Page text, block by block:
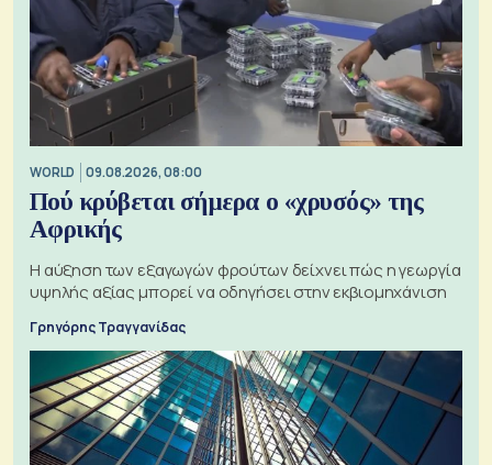
WORLD 09.08.2026, 08:00
Πού κρύβεται σήμερα ο «χρυσός» της
Αφρικής
Η αύξηση των εξαγωγών φρούτων δείχνει πώς η γεωργία
υψηλής αξίας μπορεί να οδηγήσει στην εκβιομηχάνιση
Γρηγόρης Τραγγανίδας